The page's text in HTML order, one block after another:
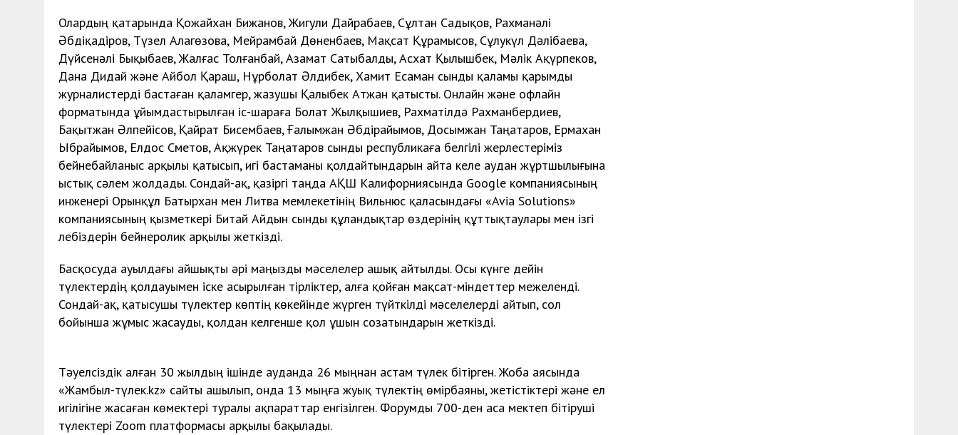
Олардың қатарында Қожайхан Бижанов, Жигули Дайрабаев, Сұлтан Садықов, Рахманәлі
Әбдіқадіров, Түзел Алагөзова, Мейрамбай Дөненбаев, Мақсат Құрамысов, Сұлукүл Дәлібаева,
Дүйсенәлі Бықыбаев, Жалғас Толғанбай, Азамат Сатыбалды, Асхат Қылышбек, Мәлік Ақүрпеков,
Дана Дидай және Айбол Қараш, Нұрболат Әлдибек, Хамит Есаман сынды қаламы қарымды
журналистерді бастаған қаламгер, жазушы Қалыбек Атжан қатысты. Онлайн және офлайн
форматында ұйымдастырылған іс-шараға Болат Жылқышиев, Рахматілдә Рахманбердиев,
Бақытжан Әлпейісов, Қайрат Бисембаев, Ғалымжан Әбдірайымов, Досымжан Таңатаров, Ермахан
Ыбрайымов, Елдос Сметов, Ақжүрек Таңатаров сынды республикаға белгілі жерлестеріміз
бейнебайланыс арқылы қатысып, игі бастаманы қолдайтындарын айта келе аудан жұртшылығына
ыстық сәлем жолдады. Сондай-ақ, қазіргі таңда АҚШ Калифорниясында Google компаниясының
инженері Орынқұл Батырхан мен Литва мемлекетінің Вильнюс қаласындағы «Avia Solutions»
компаниясының қызметкері Битай Айдын сынды құландықтар өздерінің құттықтаулары мен ізгі
лебіздерін бейнеролик арқылы жеткізді.
Басқосуда ауылдағы айшықты әрі маңызды мәселелер ашық айтылды. Осы күнге дейін
түлектердің қолдауымен іске асырылған тірліктер, алға қойған мақсат-міндеттер межеленді.
Сондай-ақ, қатысушы түлектер көптің көкейінде жүрген түйткілді мәселелерді айтып, сол
бойынша жұмыс жасауды, қолдан келгенше қол ұшын созатындарын жеткізді.
Тәуелсіздік алған 30 жылдың ішінде ауданда 26 мыңнан астам түлек бітірген. Жоба аясында
«Жамбыл-түлек.kz» сайты ашылып, онда 13 мыңға жуық түлектің өмірбаяны, жетістіктері және ел
игілігіне жасаған көмектері туралы ақпараттар енгізілген. Форумды 700-ден аса мектеп бітіруші
түлектері Zoom платформасы арқылы бақылады.